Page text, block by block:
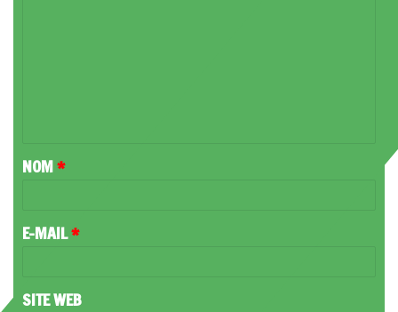
A
R
NOM*
E-MAIL*
SITE WEB